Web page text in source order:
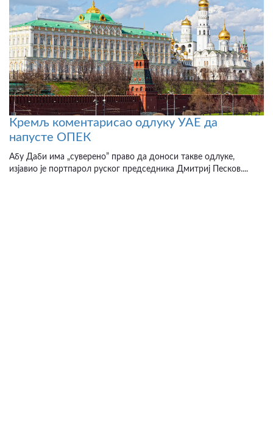
Кремљ коментарисао одлуку УАЕ да
напусте ОПЕК
Абу Даби има „суверено” право да доноси такве одлуке,
изјавио је портпарол руског председника Дмитриј Песков....